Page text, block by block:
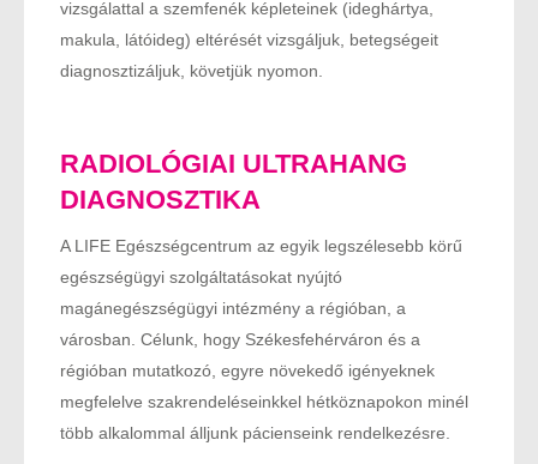
vizsgálattal a szemfenék képleteinek (ideghártya,
makula, látóideg) eltérését vizsgáljuk, betegségeit
diagnosztizáljuk, követjük nyomon.
RADIOLÓGIAI ULTRAHANG
DIAGNOSZTIKA
A LIFE Egészségcentrum az egyik legszélesebb körű
egészségügyi szolgáltatásokat nyújtó
magánegészségügyi intézmény a régióban, a
városban. Célunk, hogy Székesfehérváron és a
régióban mutatkozó, egyre növekedő igényeknek
megfelelve szakrendeléseinkkel hétköznapokon minél
több alkalommal álljunk pácienseink rendelkezésre.